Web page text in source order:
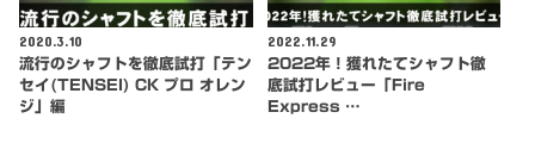
2020.3.10
流行のシャフトを徹底試打「テン
セイ(TENSEI) CK プロ オレン
ジ」編
2022.11.29
2022年！獲れたてシャフト徹
底試打レビュー「Fire
Express …